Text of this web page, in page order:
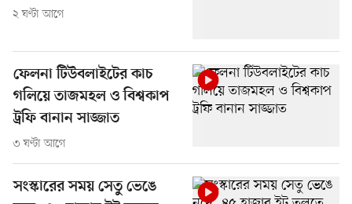
২ ঘণ্টা আগে
ফেলনা টিউবলাইটের কাচ
গলিয়ে তাজমহল ও বিশ্বকাপ
ট্রফি বানান সাজ্জাত
৩ ঘণ্টা আগে
সংস্কারের সময় সেতু ভেঙে